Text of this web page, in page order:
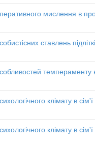
мислення в
ставлень
темпераменту
клімату в
клімату в